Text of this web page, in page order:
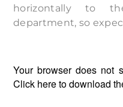
horizontally to
department, so
Your browser does not
Click hereto download